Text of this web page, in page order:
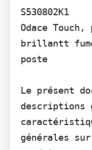
S530802K1
Odace Touch,
brillantt
poste
Le présent
descriptions
générales